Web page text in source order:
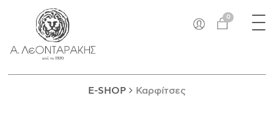
0 ×
E-SHOP
ΜΟΝΑΔΙΚΆ
ΔΑΚΤΥΛΊΔΙΑE-SHOP Καρφίτσες